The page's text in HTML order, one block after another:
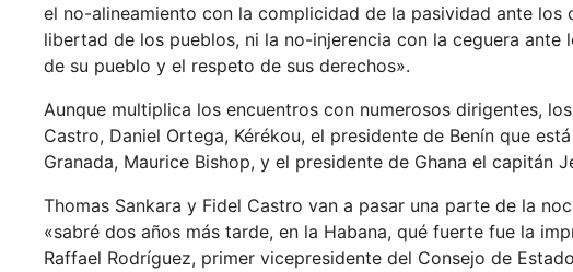
el no-alineamiento con la complicidad de la pasividad ante
libertad de los pueblos, ni la no-injerencia con la ceguera
de su pueblo y el respeto de sus derechos».
Aunque multiplica los encuentros con numerosos dirigentes,
Castro, Daniel Ortega, Kérékou, el presidente de Benín que
Granada, Maurice Bishop, y el presidente de Ghana el capitán
Thomas Sankara y Fidel Castro van a pasar una parte de la
«sabré dos años más tarde, en la Habana, qué fuerte fue la
Raffael Rodríguez, primer vicepresidente del Consejo de